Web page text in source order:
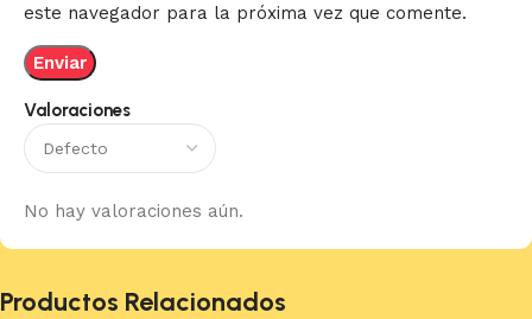
Valoraciones
No hay valoraciones aún.
este navegador para la próxima vez que comente.
Productos Relacionados